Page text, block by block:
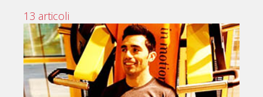
13 articoli